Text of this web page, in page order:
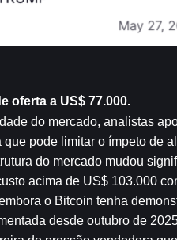
oferta a US$ 77.000.
do mercado, analistas
pode limitar o ímpeto de
do mercado mudou
acima de US$ 103.000
o Bitcoin tenha
desde outubro de